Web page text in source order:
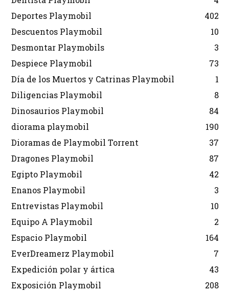
Deportes Playmobil
402
Descuentos Playmobil
10
Desmontar Playmobils
3
Despiece Playmobil
73
Día de los Muertos y Catrinas Playmobil
1
Diligencias Playmobil
8
Dinosaurios Playmobil
84
diorama playmobil
190
Dioramas de Playmobil Torrent
37
Dragones Playmobil
87
Egipto Playmobil
42
Enanos Playmobil
3
Entrevistas Playmobil
10
Equipo A Playmobil
2
Espacio Playmobil
164
EverDreamerz Playmobil
7
Expedición polar y ártica
43
Exposición Playmobil
208